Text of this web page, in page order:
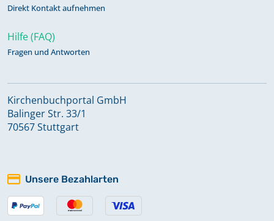
Direkt Kontakt aufnehmen
Hilfe (FAQ)
Fragen und Antworten
Kirchenbuchportal GmbH
Balinger Str. 33/1
70567 Stuttgart
Unsere Bezahlarten